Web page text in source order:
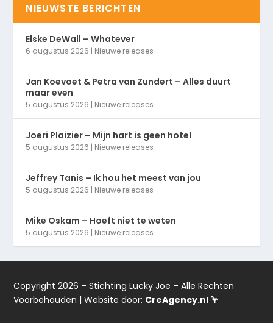
NIEUWSTE BERICHTEN
Elske DeWall – Whatever
6 augustus 2026 | Nieuwe releases
Jan Koevoet & Petra van Zundert – Alles duurt
maar even
5 augustus 2026 | Nieuwe releases
Joeri Plaizier – Mijn hart is geen hotel
5 augustus 2026 | Nieuwe releases
Jeffrey Tanis – Ik hou het meest van jou
5 augustus 2026 | Nieuwe releases
Mike Oskam – Hoeft niet te weten
5 augustus 2026 | Nieuwe releases
Copyright 2026 – Stichting Lucky Joe – Alle Rechten
Voorbehouden | Website door: CreAgency.nl 🦩